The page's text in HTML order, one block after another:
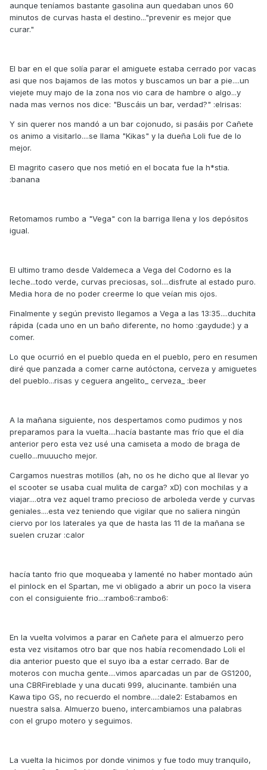
aunque teníamos bastante gasolina aun quedaban unos 60
minutos de curvas hasta el destino..."prevenir es mejor que
curar."
El bar en el que solía parar el amiguete estaba cerrado por vacas
asi que nos bajamos de las motos y buscamos un bar a pie....un
viejete muy majo de la zona nos vio cara de hambre o algo...y
nada mas vernos nos dice: "Buscáis un bar, verdad?" :elrisas:
Y sin querer nos mandó a un bar cojonudo, si pasáis por Cañete
os animo a visitarlo....se llama "Kikas" y la dueña Loli fue de lo
mejor.
El magrito casero que nos metió en el bocata fue la h*stia.
:banana
Retomamos rumbo a "Vega" con la barriga llena y los depósitos
igual.
El ultimo tramo desde Valdemeca a Vega del Codorno es la
leche...todo verde, curvas preciosas, sol....disfrute al estado puro.
Media hora de no poder creerme lo que veían mis ojos.
Finalmente y según previsto llegamos a Vega a las 13:35....duchita
rápida (cada uno en un baño diferente, no homo :gaydude:) y a
comer.
Lo que ocurrió en el pueblo queda en el pueblo, pero en resumen
diré que panzada a comer carne autóctona, cerveza y amiguetes
del pueblo...risas y ceguera angelito_ cerveza_ :beer
A la mañana siguiente, nos despertamos como pudimos y nos
preparamos para la vuelta....hacía bastante mas frío que el día
anterior pero esta vez usé una camiseta a modo de braga de
cuello...muuucho mejor.
Cargamos nuestras motillos (ah, no os he dicho que al llevar yo
el scooter se usaba cual mulita de carga? xD) con mochilas y a
viajar....otra vez aquel tramo precioso de arboleda verde y curvas
geniales....esta vez teniendo que vigilar que no saliera ningún
ciervo por los laterales ya que de hasta las 11 de la mañana se
suelen cruzar :calor
hacía tanto frio que moqueaba y lamenté no haber montado aún
el pinlock en el Spartan, me vi obligado a abrir un poco la visera
con el consiguiente frio...:rambo6::rambo6:
En la vuelta volvimos a parar en Cañete para el almuerzo pero
esta vez visitamos otro bar que nos había recomendado Loli el
dia anterior puesto que el suyo iba a estar cerrado. Bar de
moteros con mucha gente....vimos aparcadas un par de GS1200,
una CBRFireblade y una ducati 999, alucinante. también una
Kawa tipo GS, no recuerdo el nombre....:dale2: Estabamos en
nuestra salsa. Almuerzo bueno, intercambiamos una palabras
con el grupo motero y seguimos.
La vuelta la hicimos por donde vinimos y fue todo muy tranquilo,